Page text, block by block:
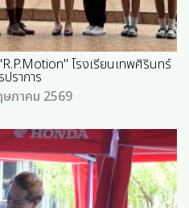
โรงเรียนเทพศิรินทร์
ราการ
ภาคม 2569